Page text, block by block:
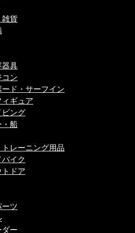
雑貨
器具
コン
ド・サーフイン
ギュア
ビング
・船
レーニング用品
イク
トドア
ーツ
ダー